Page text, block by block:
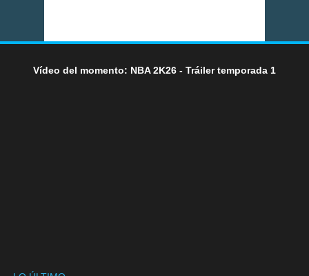
Vídeo del momento: NBA 2K26 - Tráiler temporada 1